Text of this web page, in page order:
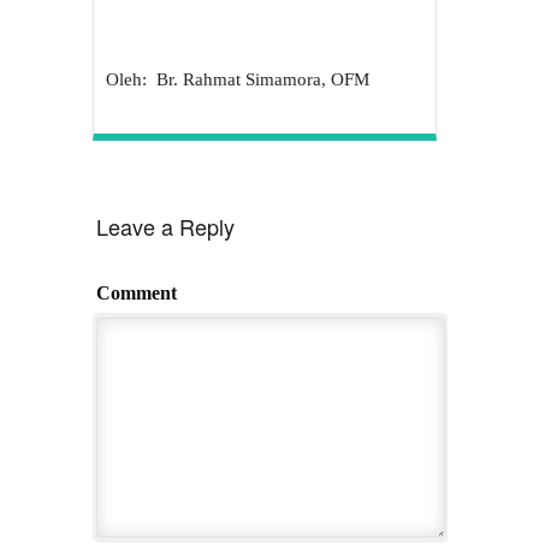
Oleh: Br. Rahmat Simamora, OFM
Leave a Reply
Comment